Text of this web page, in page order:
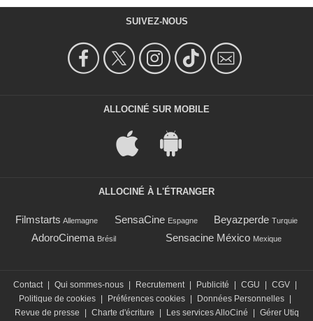
SUIVEZ-NOUS
ALLOCINÉ SUR MOBILE
ALLOCINÉ À L'ÉTRANGER
Filmstarts Allemagne SensaCine Espagne Beyazperde Turquie
AdoroCinema Brésil Sensacine México Mexique
Contact Qui sommes-nous Recrutement Publicité CGU CGV
Politique de cookies
Préférences cookies Données Personnelles
Revue de presse
Charte d'écriture Les services AlloCiné Gérer Utiq